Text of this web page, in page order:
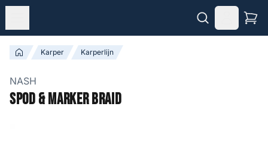
Karper Karperlijn
NASH
Spod & Marker Braid